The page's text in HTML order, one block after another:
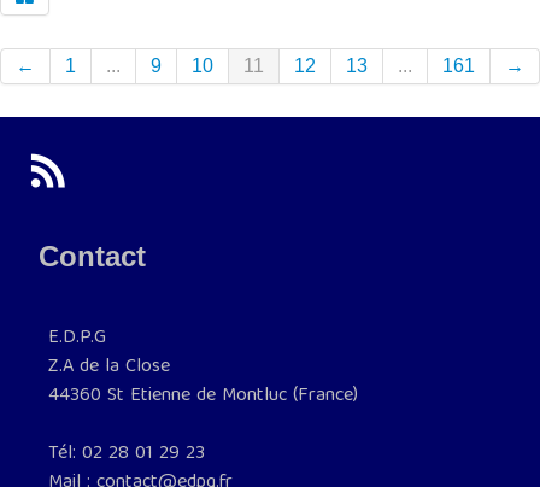
← 1 ... 9 10 11 12 13 ... 161 →
Contact
E.D.P.G
Z.A de la Close
44360 St Etienne de Montluc (France)
Tél: 02 28 01 29 23